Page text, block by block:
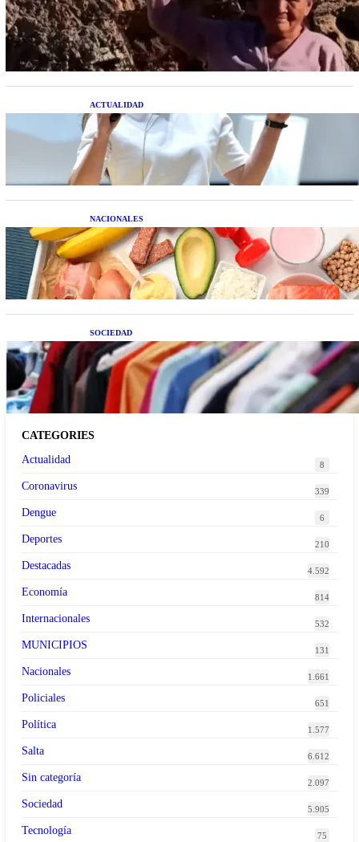
Una mujer asegura haber peleado con un
extraterrestre cuerpo a cuerpo
ACTUALIDAD
La startup creada por una salteña que busca
resolver el estrés financiero en Latinoamérica
NACIONALES
Nutrición inteligente: Cinco superalimentos de
temporada que deberías sumar a tu dieta este mes
SOCIEDAD
Las grandes marcas globales se suman a la
tendencia de la ropa de segunda mano premium
CATEGORIES
Actualidad
8
Coronavirus 339
Dengue 6
Deportes 210
Destacadas 4.592
Economía 814
Internacionales 532
MUNICIPIOS 131
Nacionales 1.661
Policiales 651
Política 1.577
Salta 6.612
Sin categoría 2.097
Sociedad 5.905
Tecnología 75